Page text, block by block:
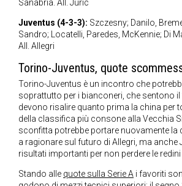
Sanabria. All. Juric
Juventus (4-3-3): Szczesny; Danilo,
Sandro; Locatelli, Paredes, McKennie; Di
All. Allegri
Torino-Juventus, quote
Torino-Juventus è un incontro che
soprattutto per i bianconeri, che sentono
devono risalire quanto prima la china per
della classifica più consone alla Vecchia
sconfitta potrebbe portare nuovamente la
a ragionare sul futuro di Allegri, ma anche
risultati importanti per non perdere le
Stando alle quote sulla Serie A i favoriti